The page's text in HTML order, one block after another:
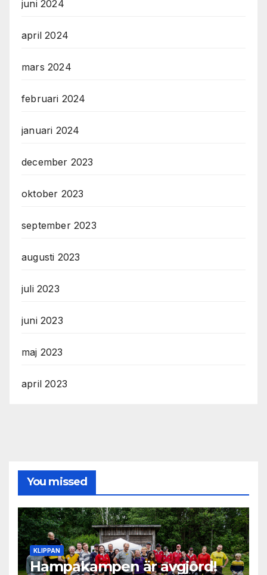
juni 2024
april 2024
mars 2024
februari 2024
januari 2024
december 2023
oktober 2023
september 2023
augusti 2023
juli 2023
juni 2023
maj 2023
april 2023
You missed
KLIPPAN
Hampakampen är avgjord!